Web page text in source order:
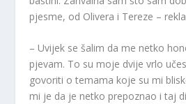
pjesme, od Olivera i Tereze –
– Uvijek se šalim da me netko
pjevam. To su moje dvije vrlo
govoriti o temama koje su mi
mi je da je netko prepoznao i taj